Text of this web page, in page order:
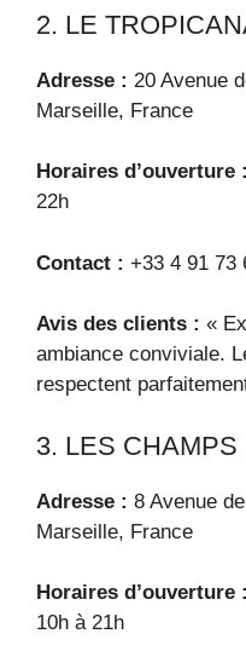
2. LE
Adresse : 20 Avenue
Marseille, France
Horaires d’ouverture :
22h
Contact : +33 4 91 73
Avis des clients : «
ambiance conviviale.
respectent
3. LES CHAMPS
Adresse : 8 Avenue
Marseille, France
Horaires d’ouverture :
10h à 21h